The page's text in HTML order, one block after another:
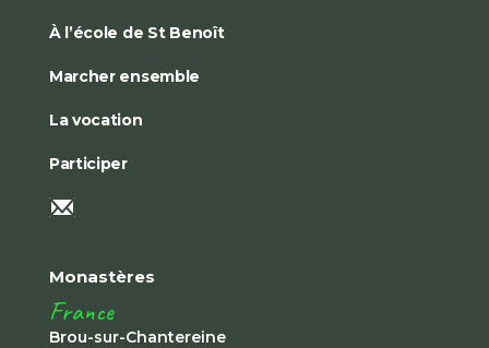
À l’école de St Benoît
Marcher ensemble
La vocation
Participer
Monastères
France
Brou-sur-Chantereine